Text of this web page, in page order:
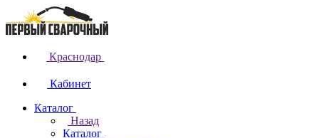
Краснодар
Кабинет
Каталог
Назад
Каталог